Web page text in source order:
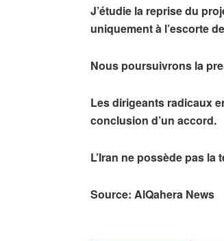
J’étudie la reprise du
uniquement à l’escorte
Nous poursuivrons la
Les dirigeants radicaux
conclusion d’un accord.
L’Iran ne possède pas
Source: AlQahera News